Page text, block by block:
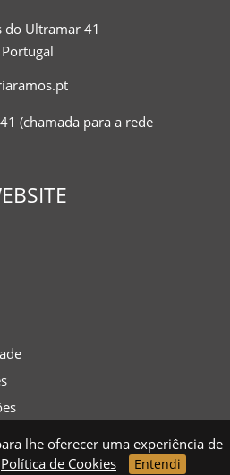
do Ultramar 41
(chamada para a rede
lhe oferecer uma experiência de
Política de Cookies Entendi